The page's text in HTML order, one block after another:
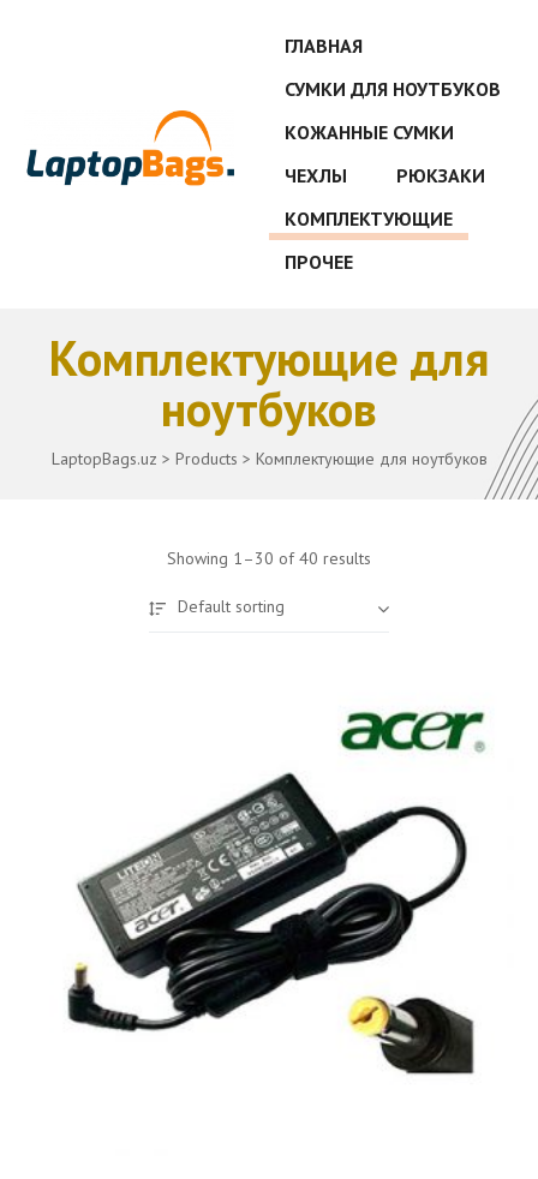
ГЛАВНАЯ
СУМКИ ДЛЯ НОУТБУКОВ
КОЖАННЫЕ СУМКИ
ЧЕХЛЫ
РЮКЗАКИ
КОМПЛЕКТУЮЩИЕ
ПРОЧЕЕ
LaptopBags.uz > Products > Комплектующие для ноутбуков
Комплектующие для
ноутбуков
Showing 1–30 of 40 results
Default sorting